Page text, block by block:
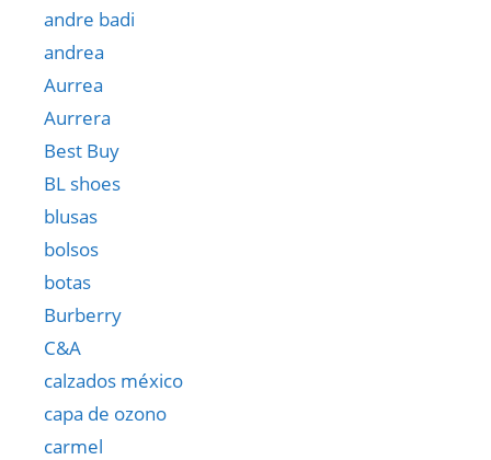
andre badi
andrea
Aurrea
Aurrera
Best Buy
BL shoes
blusas
bolsos
botas
Burberry
C&A
calzados méxico
capa de ozono
carmel